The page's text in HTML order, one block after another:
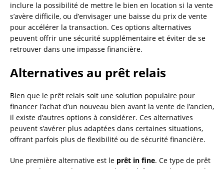
inclure la possibilité de mettre le bien en location si la vente
s’avère difficile, ou d’envisager une baisse du prix de vente
pour accélérer la transaction. Ces options alternatives
peuvent offrir une sécurité supplémentaire et éviter de se
retrouver dans une impasse financière.
Alternatives au prêt relais
Bien que le prêt relais soit une solution populaire pour
financer l’achat d’un nouveau bien avant la vente de l’ancien,
il existe d’autres options à considérer. Ces alternatives
peuvent s’avérer plus adaptées dans certaines situations,
offrant parfois plus de flexibilité ou de sécurité financière.
Une première alternative est le prêt in fine. Ce type de prêt